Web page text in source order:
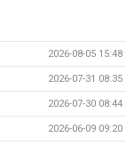
2026-08-05 15:48
2026-07-31 08:35
2026-07-30 08:44
2026-06-09 09:20